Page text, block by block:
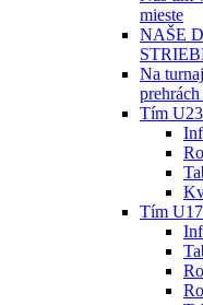
mieste
NAŠE
Na
Tím
Tím